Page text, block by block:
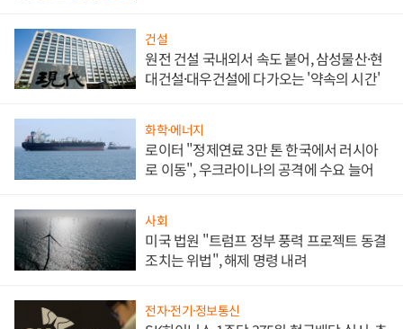
건설
원전 건설 국내외서 속도 붙어, 삼성물산·현
대건설·대우건설에 다가오는 '약속의 시간'
화학·에너지
로이터 "정제연료 3만 톤 한국에서 러시아
로 이동", 우크라이나의 공격에 수요 늘어
사회
미국 법원 "트럼프 정부 풍력 프로젝트 동결
조치는 위법", 해제 명령 내려
전자·전기·정보통신